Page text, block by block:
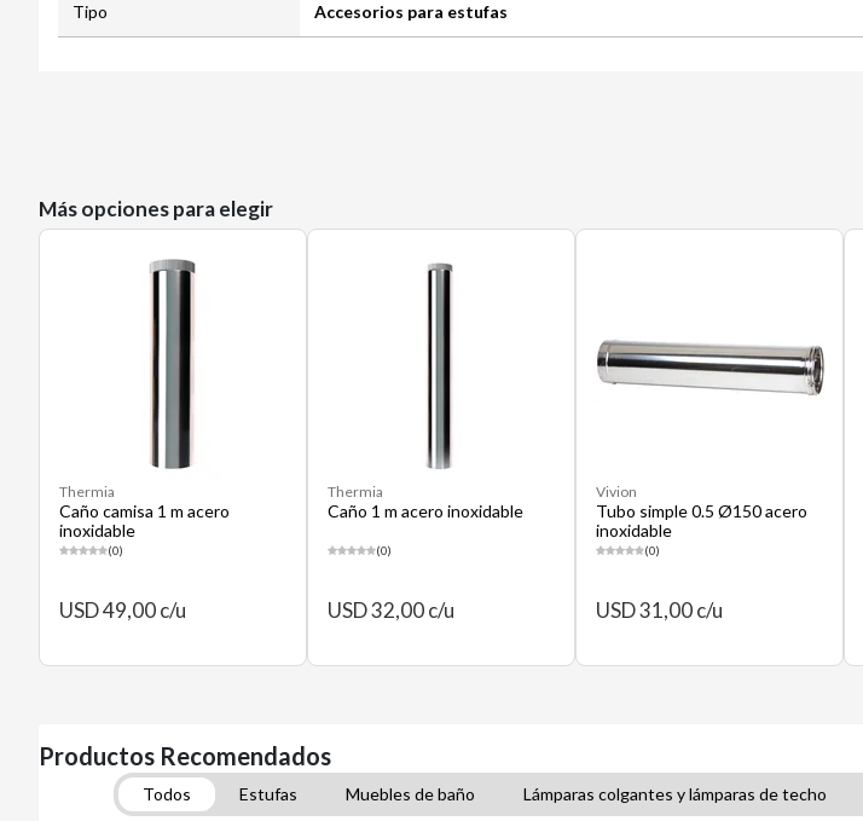
Tipo Accesorios para estufas
Más opciones para elegir
Thermia
Caño camisa 1 m acero
inoxidable
(0)
USD 49,00 c/u
Thermia
Caño 1 m acero inoxidable
(0)
USD 32,00 c/u
Vivion
Tubo simple 0.5 Ø150 acero
inoxidable
(0)
USD 31,00 c/u
Productos Recomendados
Todos Estufas Muebles de baño Lámparas colgantes y lámparas de techo